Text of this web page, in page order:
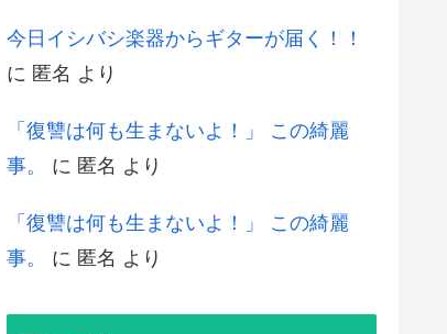
今日イシバシ楽器からギターが届く！！
に 匿名 より
「復讐は何も生まないよ！」 この綺麗
事。
に 匿名 より
「復讐は何も生まないよ！」 この綺麗
事。
に 匿名 より